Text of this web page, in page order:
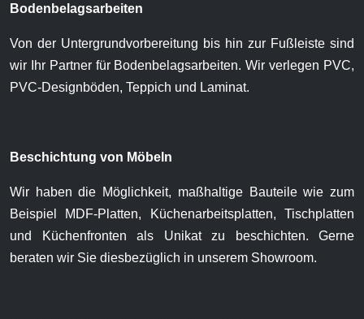
Bodenbelagsarbeiten
Von der Untergrundvorbereitung bis hin zur Fußleiste sind
wir Ihr Partner für Bodenbelagsarbeiten. Wir verlegen PVC,
PVC-Designböden, Teppich und Laminat.
Beschichtung von Möbeln
Wir haben die Möglichkeit, maßhaltige Bauteile wie zum
Beispiel MDF-Platten, Küchenarbeitsplatten, Tischplatten
und Küchenfronten als Unikat zu beschichten. Gerne
beraten wir Sie diesbezüglich in unserem Showroom.